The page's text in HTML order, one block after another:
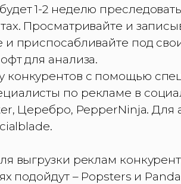
1-2 неделю
Просматривайте и
и приспосабливайте под
для анализа.
конкурентов с помощью
по рекламе в
Церебро, PepperNinja. Для
выгрузки реклам
подойдут – Popsters и